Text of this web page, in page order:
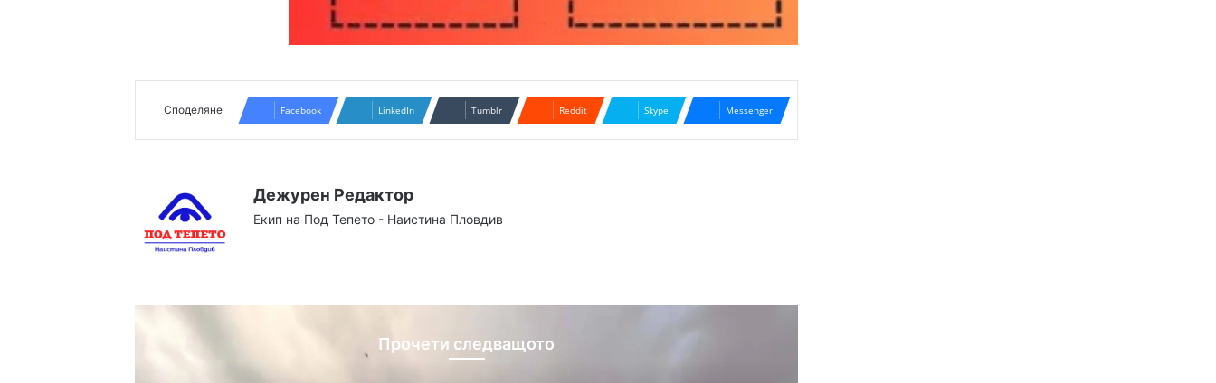
Споделяне Facebook LinkedIn Tumblr Reddit Skype Messenger
Дежурен Редактор
Екип на Под Тепето - Наистина Пловдив
Прочети следващото